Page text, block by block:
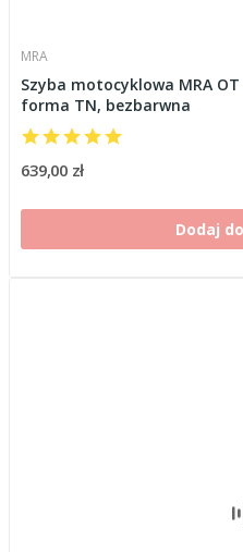
MRA
Szyba motocyklowa MRA OT
forma TN, bezbarwna
639,00 zł
Dodaj